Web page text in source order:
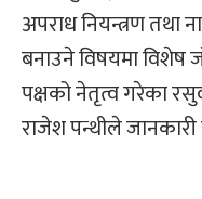
अपराध नियन्त्रण तथा
बनाउने विषयमा विशेष
पक्षको नेतृत्व गरेका
राजेश पन्थीले जानकारी